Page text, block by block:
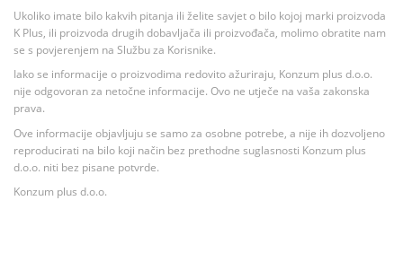
Ukoliko imate bilo kakvih pitanja ili želite savjet o bilo kojoj marki proizvoda
K Plus, ili proizvoda drugih dobavljača ili proizvođača, molimo obratite nam
se s povjerenjem na Službu za Korisnike.
Iako se informacije o proizvodima redovito ažuriraju, Konzum plus d.o.o.
nije odgovoran za netočne informacije. Ovo ne utječe na vaša zakonska
prava.
Ove informacije objavljuju se samo za osobne potrebe, a nije ih dozvoljeno
reproducirati na bilo koji način bez prethodne suglasnosti Konzum plus
d.o.o. niti bez pisane potvrde.
Konzum plus d.o.o.